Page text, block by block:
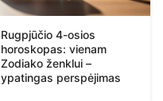
Rugpjūčio 4-osios
horoskopas: vienam
Zodiako ženklui –
ypatingas perspėjimas